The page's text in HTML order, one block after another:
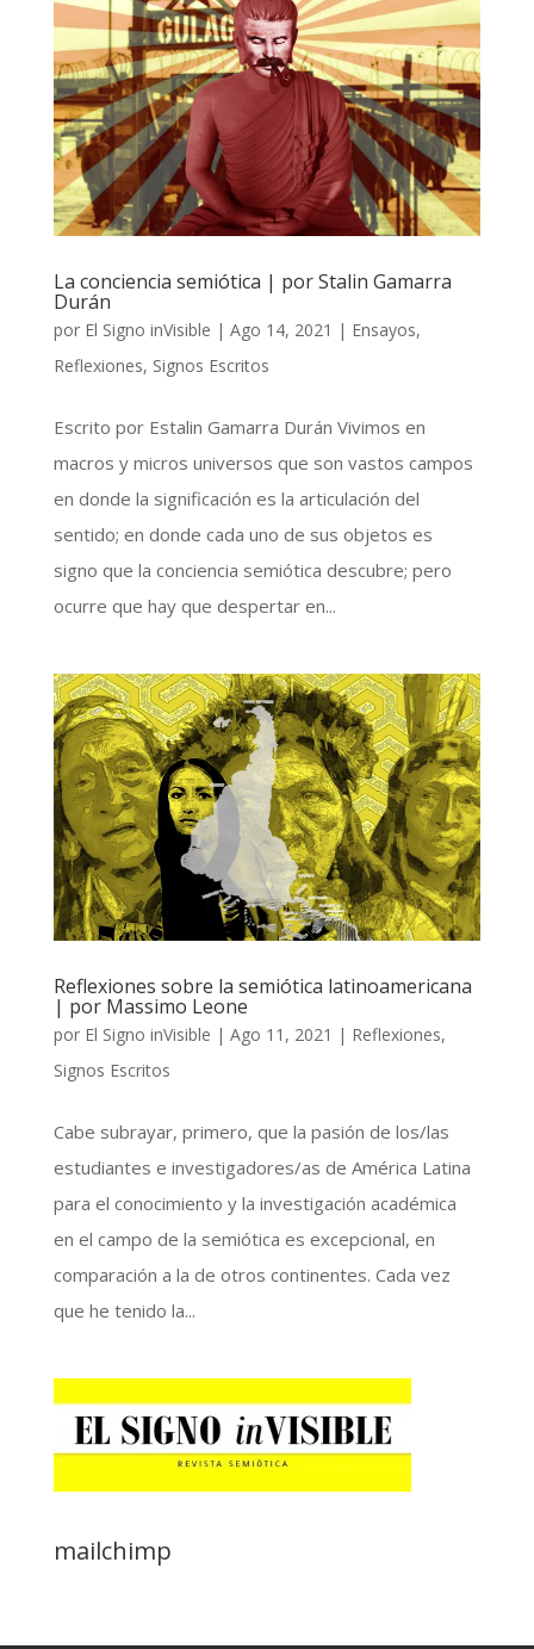
La conciencia semiótica | por Stalin Gamarra
Durán
por El Signo inVisible | Ago 14, 2021 | Ensayos,
Reflexiones, Signos Escritos
Escrito por Estalin Gamarra Durán Vivimos en
macros y micros universos que son vastos campos
en donde la significación es la articulación del
sentido; en donde cada uno de sus objetos es
signo que la conciencia semiótica descubre; pero
ocurre que hay que despertar en...
Reflexiones sobre la semiótica latinoamericana
| por Massimo Leone
por El Signo inVisible | Ago 11, 2021 | Reflexiones,
Signos Escritos
Cabe subrayar, primero, que la pasión de los/las
estudiantes e investigadores/as de América Latina
para el conocimiento y la investigación académica
en el campo de la semiótica es excepcional, en
comparación a la de otros continentes. Cada vez
que he tenido la...
mailchimp